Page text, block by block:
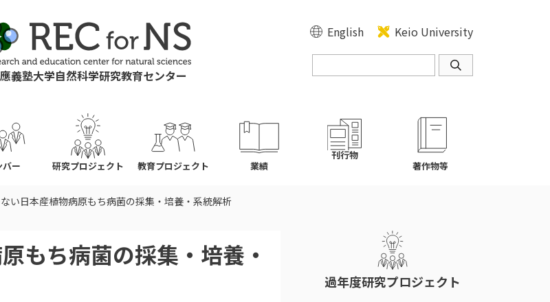
義塾大学自然科学研究教育センター
English Keio University
バー 研究プロジェクト 教育プロジェクト 業績
刊行物
著作物等
い日本産植物病原もち病菌の採集・培養・系統解析
もち病菌の採集・培養・
過年度研究プロジェクト